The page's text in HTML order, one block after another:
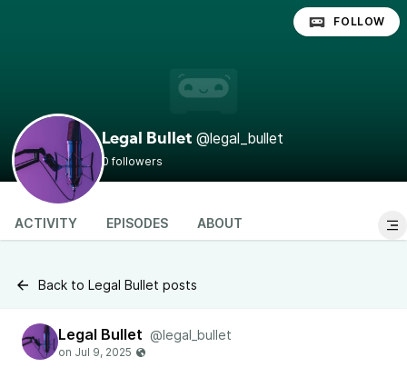
Legal Bullet @legal_bullet
0 followers
FOLLOW
ACTIVITY EPISODES ABOUT
Back to Legal Bullet posts
Legal Bullet @legal_bullet